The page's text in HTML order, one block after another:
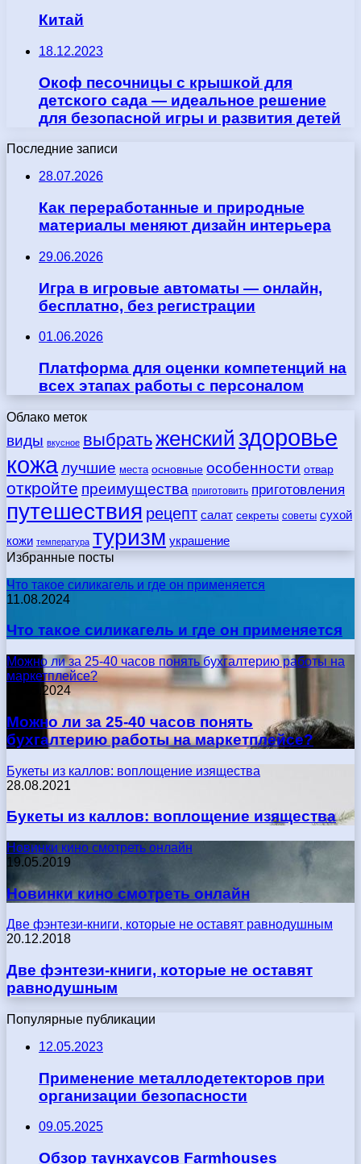
Китай
18.12.2023
Окоф песочницы с крышкой для
детского сада — идеальное решение
для безопасной игры и развития детей
Последние записи
28.07.2026
Как переработанные и природные
материалы меняют дизайн интерьера
29.06.2026
Игра в игровые автоматы — онлайн,
бесплатно, без регистрации
01.06.2026
Платформа для оценки компетенций на
всех этапах работы с персоналом
Облако меток
виды вкусное выбратьженский здоровье
кожалучшие места основные особенности отвар
откройте преимущества приготовить приготовления
путешествия рецепт салат секреты советы сухой
кожи температура туризм украшение
Избранные посты
Что такое силикагель и где он применяется
11.08.2024
Что такое силикагель и где он применяется
Можно ли за 25-40 часов понять бухгалтерию работы на
маркетплейсе?
17.05.2024
Можно ли за 25-40 часов понять
бухгалтерию работы на маркетплейсе?
Букеты из каллов: воплощение изящества
28.08.2021
Букеты из каллов: воплощение изящества
Новинки кино смотреть онлайн
19.05.2019
Новинки кино смотреть онлайн
Две фэнтези-книги, которые не оставят равнодушным
20.12.2018
Две фэнтези-книги, которые не оставят
равнодушным
Популярные публикации
12.05.2023
Применение металлодетекторов при
организации безопасности
09.05.2025
Обзор таунхаусов Farmhouses